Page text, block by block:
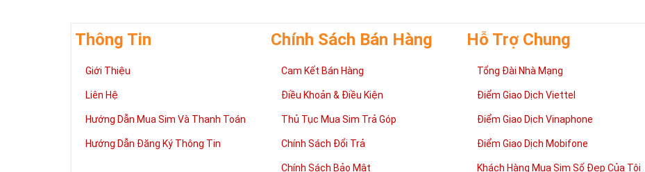
Thông Tin
Giới Thiệu
Liên Hệ
Hướng Dẫn Mua Sim Và Thanh Toán
Hướng Dẫn Đăng Ký Thông Tin
Chính Sách Bán Hàng
Cam Kết Bán Hàng
Điều Khoản & Điều Kiện
Thủ Tục Mua Sim Trả Góp
Chính Sách Đổi Trả
Chính Sách Bảo Mật
Hỗ Trợ Chung
Tổng Đài Nhà Mạng
Điểm Giao Dịch Viettel
Điểm Giao Dịch Vinaphone
Điểm Giao Dịch Mobifone
Khách Hàng Mua Sim Số Đẹp Của Tôi